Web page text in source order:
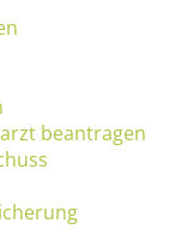
beantragen